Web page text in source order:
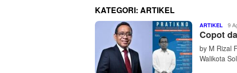
KATEGORI: ARTIKEL
ARTIKEL
24
Jam
Net
9
Copot
by M Rizal
Walikota